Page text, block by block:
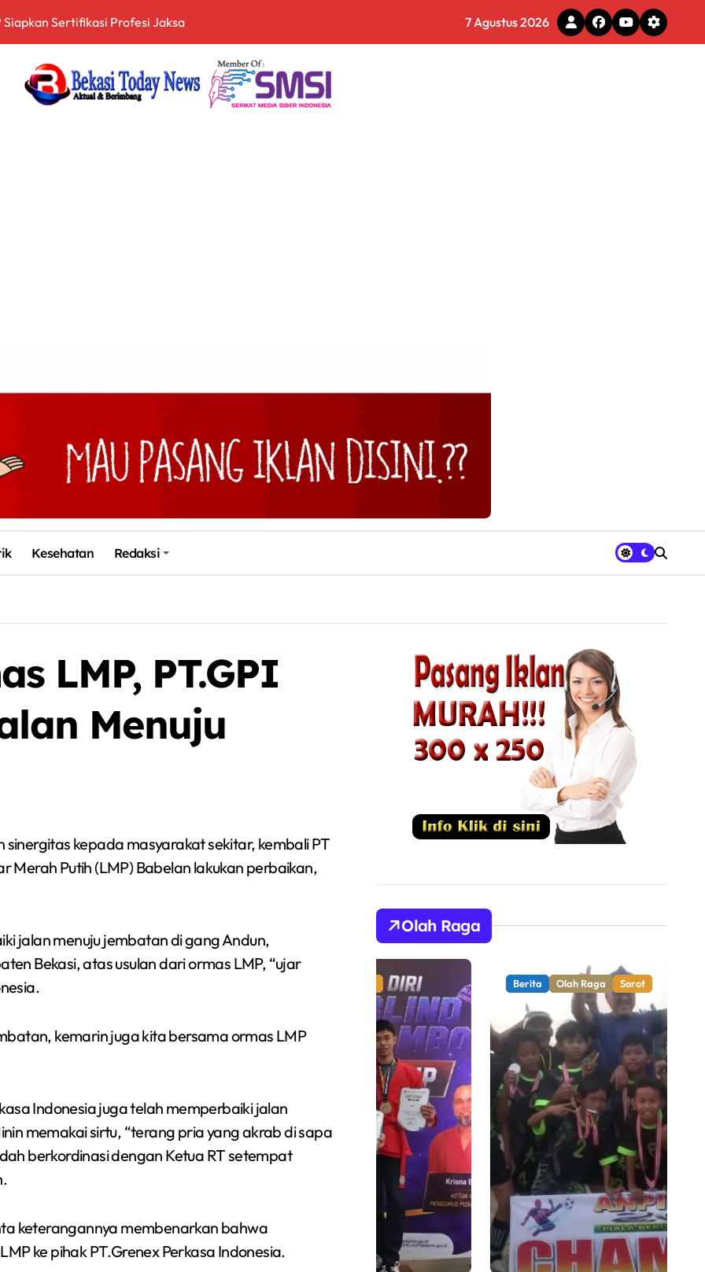
Lonjakan Harga Minyak dan Pasokan Ketat di China
Sinergi Pembangunan Daerah Lewat Audiensi dengan Pemkot Tomohon
7 Agustus 2026
Kesehatan Redaksi
LMP, PT.GPI
Menuju
sinergitas kepada masyarakat sekitar, kembali PT
Merah Putih (LMP) Babelan lakukan perbaikan,
jalan menuju jembatan di gang Andun,
Bekasi, atas usulan dari ormas LMP, “ujar
kemarin juga kita bersama ormas LMP
Indonesia juga telah memperbaiki jalan
memakai sirtu, “terang pria yang akrab di sapa
berkordinasi dengan Ketua RT setempat
keterangannya membenarkan bahwa
ke pihak PT.Grenex Perkasa Indonesia.
Olah Raga
Berita Olah Raga Sorot